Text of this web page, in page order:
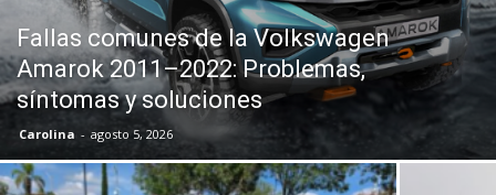
Fallas comunes de la Volkswagen
Amarok 2011–2022: Problemas,
síntomas y soluciones
Carolina - agosto 5, 2026